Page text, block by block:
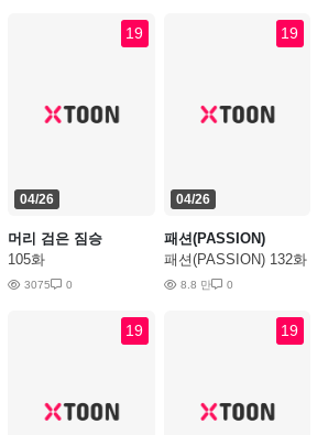
19
04/26
머리 검은 짐승
105화
3075 0
19
04/26
패션(PASSION)
패션(PASSION) 132화
8.8 만 0
19 19